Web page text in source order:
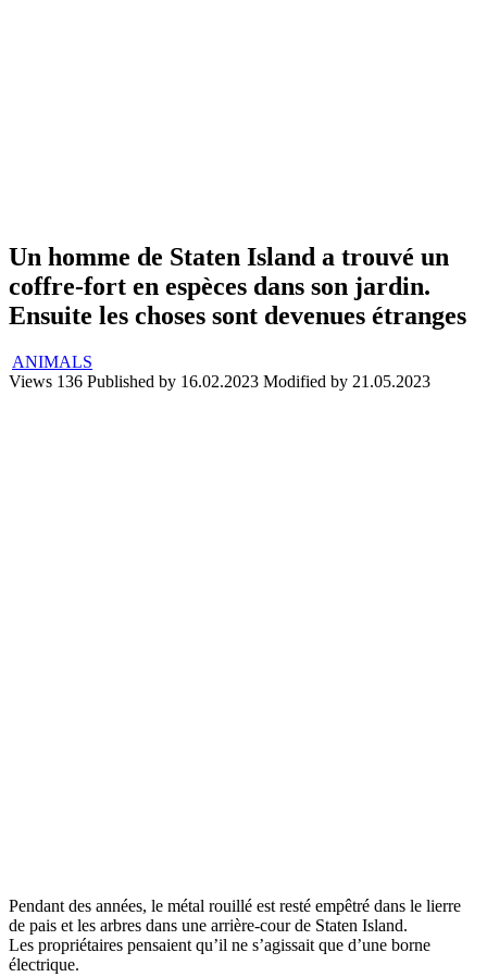
Un homme de Staten Island a trouvé un
coffre-fort en espèces dans son jardin.
Ensuite les choses sont devenues étranges
ANIMALS
Views 136 Published by 16.02.2023 Modified by 21.05.2023
Pendant des années, le métal rouillé est resté empêtré dans le lierre
de pais et les arbres dans une arrière-cour de Staten Island.
Les propriétaires pensaient qu’il ne s’agissait que d’une borne
électrique.